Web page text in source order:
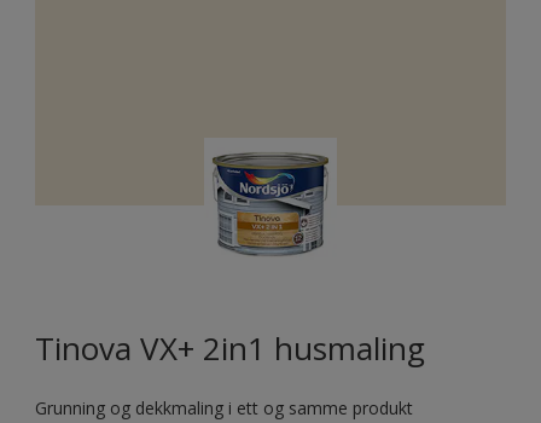
Tinova VX+ 2in1 husmaling
Grunning og dekkmaling i ett og samme produkt